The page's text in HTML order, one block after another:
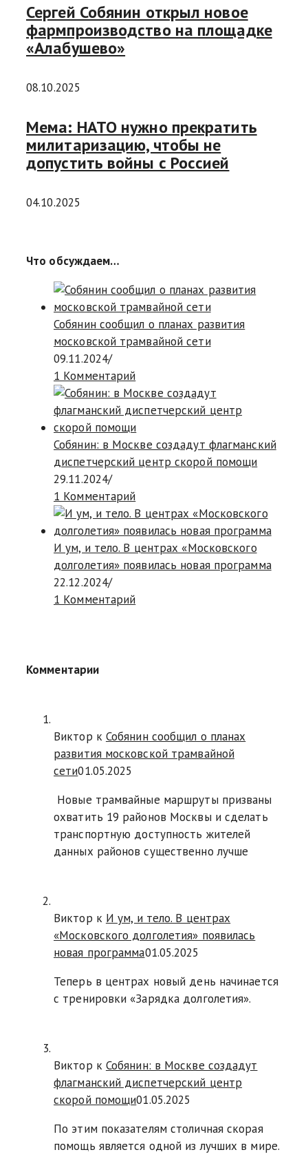
Сергей Собянин открыл новое
фармпроизводство на площадке
«Алабушево»
08.10.2025
Мема: НАТО нужно прекратить
милитаризацию, чтобы не
допустить войны с Россией
04.10.2025
Что обсуждаем…
Собянин сообщил о планах развития
московской трамвайной сети
09.11.2024/
1 Комментарий
Собянин: в Москве создадут флагманский
диспетчерский центр скорой помощи
29.11.2024/
1 Комментарий
И ум, и тело. В центрах «Московского
долголетия» появилась новая программа
22.12.2024/
1 Комментарий
Комментарии
Виктор к Собянин сообщил о планах
развития московской трамвайной
сети01.05.2025
Новые трамвайные маршруты призваны
охватить 19 районов Москвы и сделать
транспортную доступность жителей
данных районов существенно лучше
Виктор к И ум, и тело. В центрах
«Московского долголетия» появилась
новая программа01.05.2025
Теперь в центрах новый день начинается
с тренировки «Зарядка долголетия».
Виктор к Собянин: в Москве создадут
флагманский диспетчерский центр
скорой помощи01.05.2025
По этим показателям столичная скорая
помощь является одной из лучших в мире.